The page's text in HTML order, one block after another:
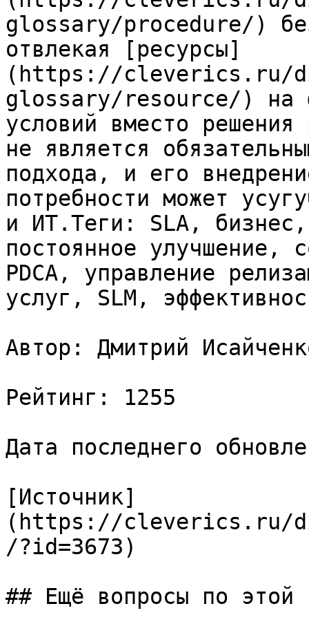
glossary/procedure/)
отвлекая [ресурсы]
(https://cleverics.ru/
glossary/resource/) на
условий вместо
не является
подхода, и его
потребности может
и ИТ.Теги: SLA,
постоянное улучшение,
PDCA, управление
услуг, SLM,
Автор: Дмитрий
Рейтинг: 1255
Дата последнего
[Источник]
(https://cleverics.ru/
/?id=3673)
## Ещё вопросы по этой